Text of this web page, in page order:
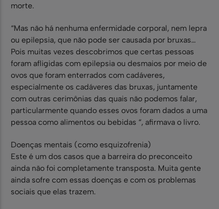
morte.
“Mas não há nenhuma enfermidade corporal, nem lepra
ou epilepsia, que não pode ser causada por bruxas…
Pois muitas vezes descobrimos que certas pessoas
foram afligidas com epilepsia ou desmaios por meio de
ovos que foram enterrados com cadáveres,
especialmente os cadáveres das bruxas, juntamente
com outras cerimônias das quais não podemos falar,
particularmente quando esses ovos foram dados a uma
pessoa como alimentos ou bebidas “, afirmava o livro.
Doenças mentais (como esquizofrenia)
Este é um dos casos que a barreira do preconceito
ainda não foi completamente transposta. Muita gente
ainda sofre com essas doenças e com os problemas
sociais que elas trazem.